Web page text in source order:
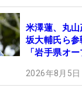
米澤蓮、丸山
坂大輔氏ら
「岩手県オ
2026年8月5